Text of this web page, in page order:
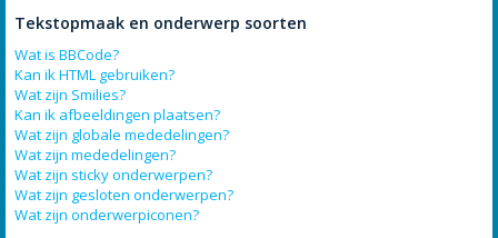
Tekstopmaak en onderwerp soorten
Wat is BBCode?
Kan ik HTML gebruiken?
Wat zijn Smilies?
Kan ik afbeeldingen plaatsen?
Wat zijn globale mededelingen?
Wat zijn mededelingen?
Wat zijn sticky onderwerpen?
Wat zijn gesloten onderwerpen?
Wat zijn onderwerpiconen?